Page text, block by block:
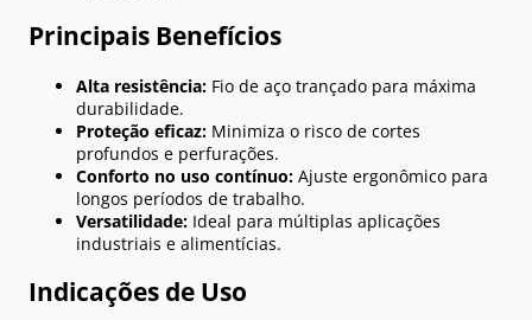
Principais Benefícios
Alta resistência: Fio de aço trançado para máxima
durabilidade.
Proteção eficaz: Minimiza o risco de cortes
profundos e perfurações.
Conforto no uso contínuo: Ajuste ergonômico para
longos períodos de trabalho.
Versatilidade: Ideal para múltiplas aplicações
industriais e alimentícias.
Indicações de Uso